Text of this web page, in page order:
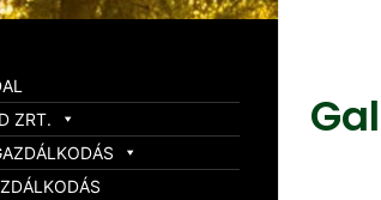
ZRT.